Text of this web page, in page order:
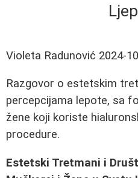
Violeta Radunović 2024-
Razgovor o estetskim
percepcijama lepote, sa
žene koji koriste
procedure.
Estetski Tretmani i